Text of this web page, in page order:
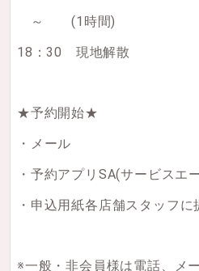
～ (1時間)
18：30 現地解散
★予約開始★
・メール
・予約アプリSA(サービス
・申込用紙各店舗スタッフに
※一般・非会員様は電話、メ